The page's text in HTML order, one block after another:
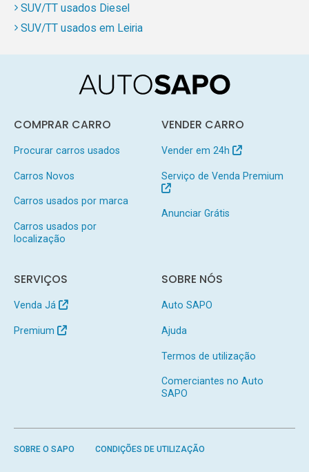
SUV/TT usados Diesel
SUV/TT usados em Leiria
COMPRAR CARRO
Procurar carros usados
Carros Novos
Carros usados por marca
Carros usados por
localização
VENDER CARRO
Vender em 24h
Serviço de Venda Premium
Anunciar Grátis
SERVIÇOS
Venda Já
Premium
SOBRE NÓS
Auto SAPO
Ajuda
Termos de utilização
Comerciantes no Auto
SAPO
SOBRE O SAPO CONDIÇÕES DE UTILIZAÇÃO